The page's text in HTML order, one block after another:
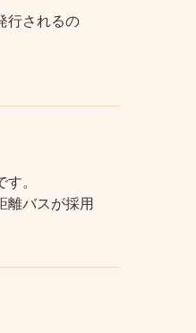
行されるの
。
離バスが採用